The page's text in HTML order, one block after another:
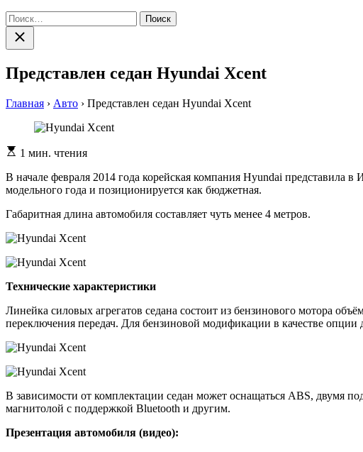
Найти:
Закрыть
поиск
Представлен седан Hyundai Xcent
Главная › Авто › Представлен седан Hyundai Xcent
Расчетное
чтения
1 мин. чтения
В начале февраля 2014 года корейская компания Hyundai представила
модельного года и позиционируется как бюджетная.
Габаритная длина автомобиля составляет чуть менее 4 метров.
Технические характеристики
Линейка силовых агрегатов седана состоит из бензинового мотора
переключения передач. Для бензиновой модификации в качестве опции
В зависимости от комплектации седан может оснащаться ABS, двумя
магнитолой с поддержкой Bluetooth и другим.
Презентация автомобиля (видео):